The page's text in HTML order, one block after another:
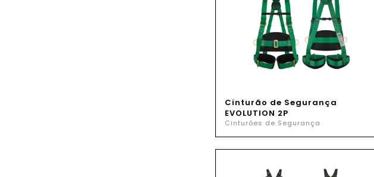
Cinturão de Segurança
EVOLUTION 2P
Cinturões de Segurança